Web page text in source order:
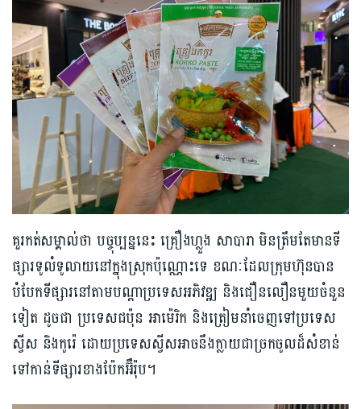
គួរកត់សម្គាល់ថា បច្ចុប្បន្ននេះ គ្រឿងហ្លួង សាបារា មិនត្រឹមតែមានទី
ផ្សារទូលំទូលាយនៅក្នុងស្រុកប៉ុណ្ណោះទេ ខណៈដែលក្រុមហ៊ុនបាន
បំបែកទីផ្សារនៅតាមបណ្តាប្រទេសអភិវឌ្ឍ និងជឿនលឿនមួយចំនួន
ទៀត ដូចជា ប្រទេសជប៉ុន អាម៉េរិក និងត្រៀមនាំចេញទៅប្រទេស
ស្វីស និងកូរ៉េ ដោយប្រទេសស្វីសអាចនឹងក្លាយជាច្រកចូលដ៏សំខាន់
ទៅកាន់ទីផ្សារខាងប៉ែកអ៊ឺរ៉ុប។